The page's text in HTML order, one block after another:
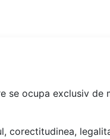
se ocupa exclusiv de
corectitudinea,